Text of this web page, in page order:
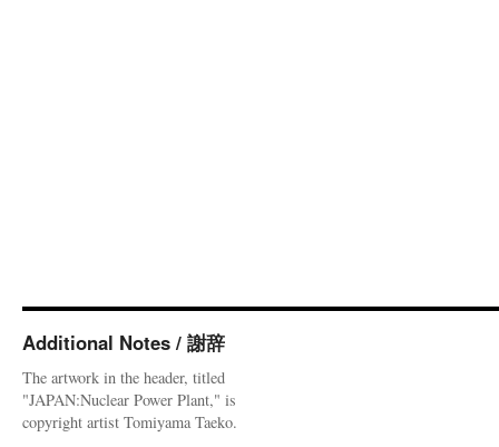
Additional Notes / 謝辞
The artwork in the header, titled
"JAPAN:Nuclear Power Plant," is
copyright artist Tomiyama Taeko.